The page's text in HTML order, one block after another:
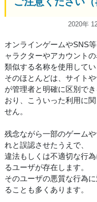
2020年
オンラインゲームやSNS
ャラクターやアカウント
類似する名称を使用してい
そのほとんどは、サイト
が管理者と明確に区別で
おり、こういった利用に
せん。
残念ながら一部のゲーム
れと誤認させたうえで、
違法もしくは不適切な行
るユーザが存在します。
そのユーザの悪質な行為
ることも多くあります。